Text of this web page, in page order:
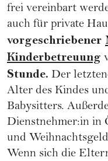
frei vereinbart
auch für private
vorgeschriebener
Kinderbetreuung
Stunde. Der
Alter des Kindes
Babysitters.
Dienstnehmer:in in
und
Wenn sich die